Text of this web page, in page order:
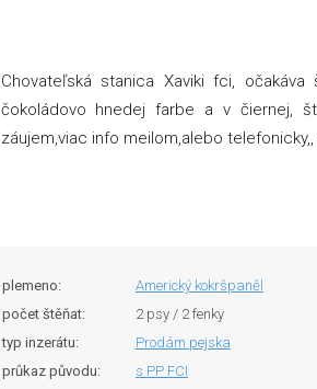
Chovateľská stanica Xaviki fci,
čokoládovo hnedej farbe a v čiernej,
záujem,viac info meilom,alebo
plemeno:
Americký kokršpaněl
počet štěňat:
2 psy / 2 fenky
typ inzerátu:
Prodám pejska
průkaz původu:
s PP FCI